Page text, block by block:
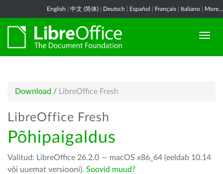
English 中文 (简体) Deutsch Español Français Italiano More...
Download / LibreOffice Fresh
LibreOffice Fresh
Põhipaigaldus
Valitud: LibreOffice 26.2.0 — macOS x86_64 (eeldab 10.14
või uuemat versiooni). Soovid muud?